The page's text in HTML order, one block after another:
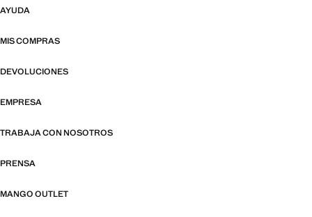
AYUDA
MIS COMPRAS
DEVOLUCIONES
EMPRESA
TRABAJA CON NOSOTROS
PRENSA
MANGO OUTLET